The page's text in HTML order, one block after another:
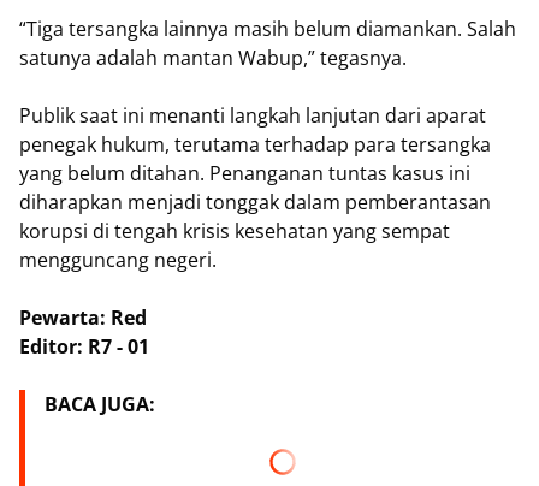
“Tiga tersangka lainnya masih belum diamankan. Salah
satunya adalah mantan Wabup,” tegasnya.
Publik saat ini menanti langkah lanjutan dari aparat
penegak hukum, terutama terhadap para tersangka
yang belum ditahan. Penanganan tuntas kasus ini
diharapkan menjadi tonggak dalam pemberantasan
korupsi di tengah krisis kesehatan yang sempat
mengguncang negeri.
Pewarta: Red
Editor: R7 - 01
BACA JUGA: